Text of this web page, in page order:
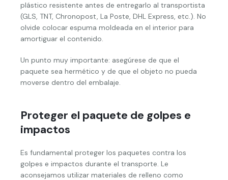
plástico resistente antes de entregarlo al transportista
(GLS, TNT, Chronopost, La Poste, DHL Express, etc.). No
olvide colocar espuma moldeada en el interior para
amortiguar el contenido.
Un punto muy importante: asegúrese de que el
paquete sea hermético y de que el objeto no pueda
moverse dentro del embalaje.
Proteger el paquete de golpes e
impactos
Es fundamental proteger los paquetes contra los
golpes e impactos durante el transporte. Le
aconsejamos utilizar materiales de relleno como